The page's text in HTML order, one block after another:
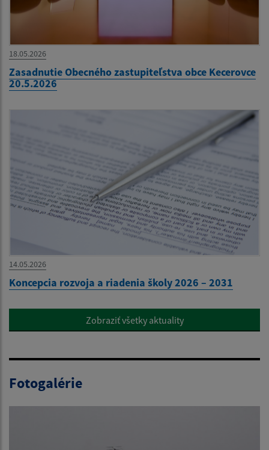
18.05.2026
Zasadnutie Obecného zastupiteľstva obce Kecerovce
20.5.2026
14.05.2026
Koncepcia rozvoja a riadenia školy 2026 – 2031
Zobraziť všetky aktuality
Fotogalérie